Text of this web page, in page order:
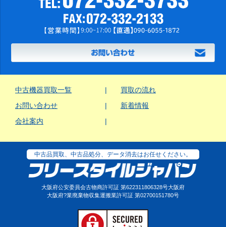
中古機器買取一覧
買取の流れ
お問い合わせ
新着情報
会社案内
中古品買取、中古品処分、データ消去はお任せください。
大阪府公安委員会古物商許可証 第622311806328号大阪府
大阪府?業廃棄物収集運搬業許可証 第02700151780号